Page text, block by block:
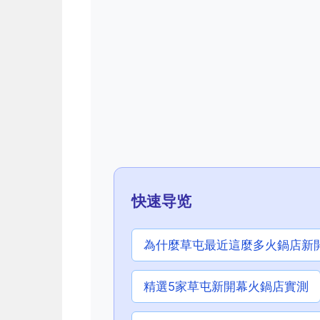
快速导览
為什麼草屯最近這麼多火鍋店新
精選5家草屯新開幕火鍋店實測